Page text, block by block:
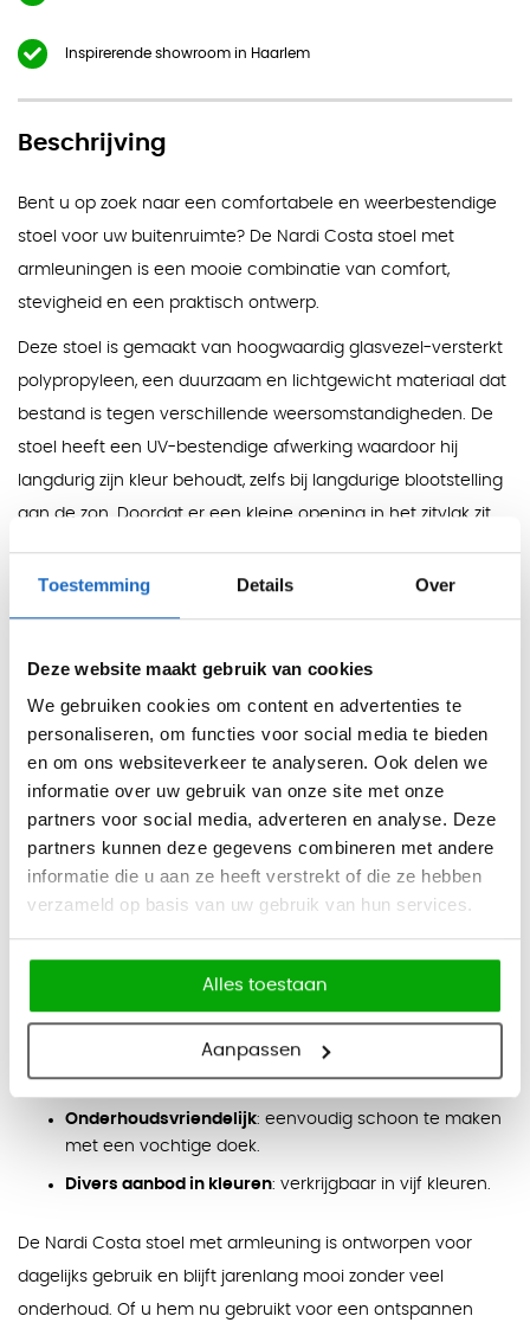
Toestemming Details Over
Deze website maakt gebruik van cookies
We gebruiken cookies om content en advertenties te
personaliseren, om functies voor social media te bieden
en om ons websiteverkeer te analyseren. Ook delen we
informatie over uw gebruik van onze site met onze
partners voor social media, adverteren en analyse. Deze
partners kunnen deze gegevens combineren met andere
informatie die u aan ze heeft verstrekt of die ze hebben
verzameld op basis van uw gebruik van hun services.
Alles toestaan
Aanpassen
Inspirerende showroom in Haarlem
Beschrijving
Bent u op zoek naar een comfortabele en weerbestendige
stoel voor uw buitenruimte? De Nardi Costa stoel met
armleuningen is een mooie combinatie van comfort,
stevigheid en een praktisch ontwerp.
Deze stoel is gemaakt van hoogwaardig glasvezel-versterkt
polypropyleen, een duurzaam en lichtgewicht materiaal dat
bestand is tegen verschillende weersomstandigheden. De
stoel heeft een UV-bestendige afwerking waardoor hij
langdurig zijn kleur behoudt, zelfs bij langdurige blootstelling
aan de zon. Doordat er een kleine opening in het zitvlak zit
op na een regenbui. Ook vallen krassen en andere
verplaatsen door het lichte gewicht en de stoel is makkelijk
stapelbaar door het slimme design. De stoel is ook voorzien
van antislip poten waardoor hij extra veel stabiliteit heeft op
verschillende ondergronden.
Belangrijke kenmerken:
Duurzaam en weerbestendig : UV-bestendig en
Lichtgewicht en stapelbaar tot 6
te bergen en makkelijk te verplaatsen.
: een opening in de zitting voorkomt dat
water blijft staan.
Onderhoudsvriendelijk: eenvoudig schoon te maken
met een vochtige doek.
Divers aanbod in kleuren: verkrijgbaar in vijf kleuren.
De Nardi Costa stoel met armleuning is ontworpen voor
dagelijks gebruik en blijft jarenlang mooi zonder veel
onderhoud. Of u hem nu gebruikt voor een ontspannen